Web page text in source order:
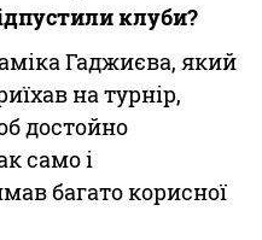
клуби?
Гаджиєва, який
на турнір,
достойно
само і
багато корисної